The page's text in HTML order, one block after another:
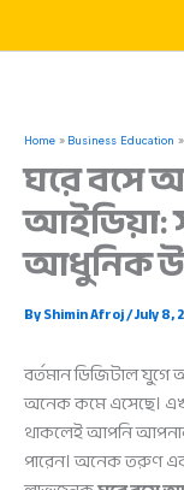
Home Business Education
ঘরে বসে
আইডিয়া:
আধুনিক
ByShimin Afroj/July 8,
বর্তমান ডিজিটাল যুগে
অনেক কমে এসেছে।
থাকলেই আপনি
পারেন। অনেক তরুণ